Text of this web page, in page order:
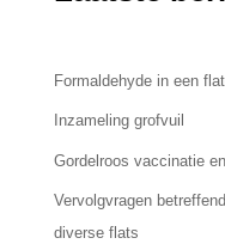
Formaldehyde in een
Inzameling grofvuil
Gordelroos vaccinatie
Vervolgvragen
diverse flats